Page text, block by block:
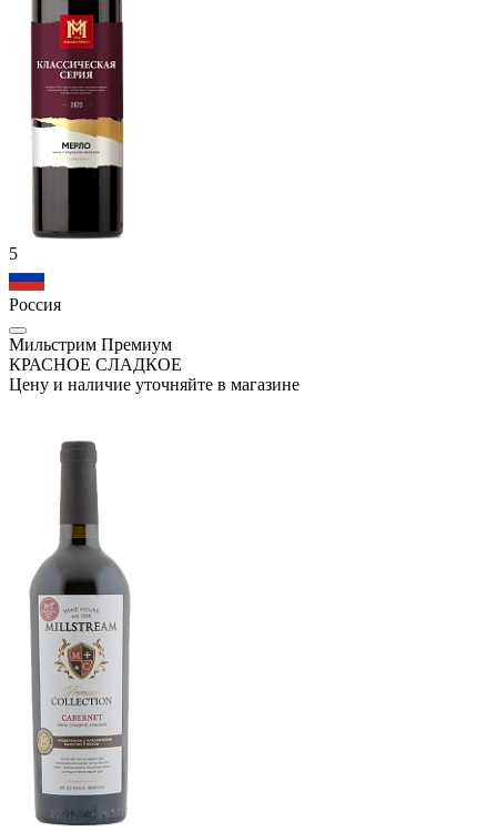
5
Россия
Мильстрим Премиум
КРАСНОЕ СЛАДКОЕ
Цену и наличие уточняйте в магазине